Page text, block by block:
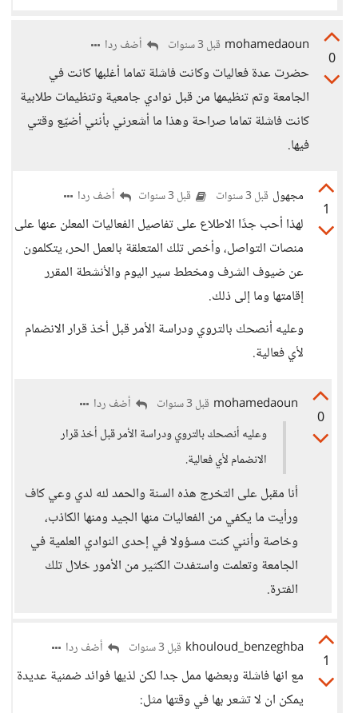
0
mohamedaoun قبل 3 سنوات أضف ردا
حضرت عدة فعاليات وكانت فاشلة تماما أغلبها كانت في
الجامعة وتم تنظيمها من قبل نوادي جامعية وتنظيمات طلابية
كانت فاشلة تماما صراحة وهذا ما أشعرني بأنني أضيّع وقتي
فيها.
1
مجهول قبل 3 سنوات قبل 3 سنوات أضف ردا
لهذا أحب جدًا الاطلاع على تفاصيل الفعاليات المعلن عنها على
منصات التواصل، وأخص تلك المتعلقة بالعمل الحر، يتكلمون
عن ضيوف الشرف ومخطط سير اليوم والأنشطة المقرر
إقامتها وما إلى ذلك.
وعليه أنصحك بالتروي ودراسة الأمر قبل أخذ قرار الانضمام
لأي فعالية.
0
mohamedaoun قبل 3 سنوات
أضف ردا
وعليه أنصحك بالتروي ودراسة الأمر قبل أخذ قرار
الانضمام لأي فعالية.
أنا مقبل على التخرج هذه السنة والحمد لله لدي وعي كاف
ورأيت ما يكفي من الفعاليات منها الجيد ومنها الكاذب،
وخاصة وأنني كنت مسؤولا في إحدى النوادي العلمية في
الجامعة وتعلمت واستفدت الكثير من الأمور خلال تلك
الفترة.
1
khouloud_benzeghba قبل 3 سنوات أضف ردا
مع انها فاشلة وبعضها ممل جدا لكن لذيها فوائد ضمنية عديدة
يمكن ان لا تشعر بها في وقتها مثل: